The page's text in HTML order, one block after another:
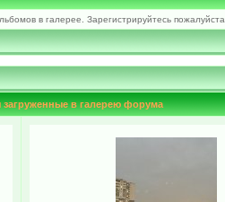
в галерее. Зарегистрируйтесь пожалуйста.
в галерею форума